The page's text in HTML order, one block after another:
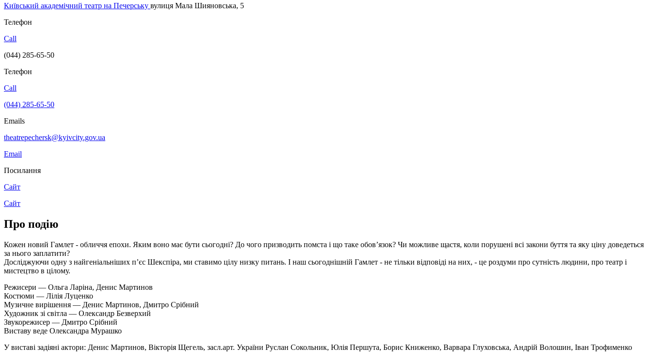
Київський академічний театр на Печерську вулиця Мала Шияновська, 5
Телефон
Call
(044) 285-65-50
Телефон
Call
(044) 285-65-50
Emails
theatrepechersk@kyivcity.gov.ua
Email
Посилання
Сайт
Сайт
Про подію
Кожен новий Гамлет - обличчя епохи. Яким воно має бути сьогодні? До чого призводить помста і що таке обов’язок? Чи можливе щастя, коли порушені всі закони буття та яку ціну доведеться
за нього заплатити?
Досліджуючи одну з найгеніальніших п’єс Шекспіра, ми ставимо цілу низку питань. І наш сьогоднішній Гамлет - не тільки відповіді на них, - це роздуми про сутність людини, про театр і
мистецтво в цілому.
Режисери — Ольга Ларіна, Денис Мартинов
Костюми — Лілія Луценко
Музичне вирішення — Денис Мартинов, Дмитро Срібний
Художник зі світла — Олександр Безверхий
Звукорежисер — Дмитро Срібний
Виставу веде Олександра Мурашко
У виставі задіяні актори: Денис Мартинов, Вікторія Щегель, засл.арт. України Руслан Сокольник, Юлія Першута, Борис Книженко, Варвара Глуховська, Андрій Волошин, Іван Трофименко